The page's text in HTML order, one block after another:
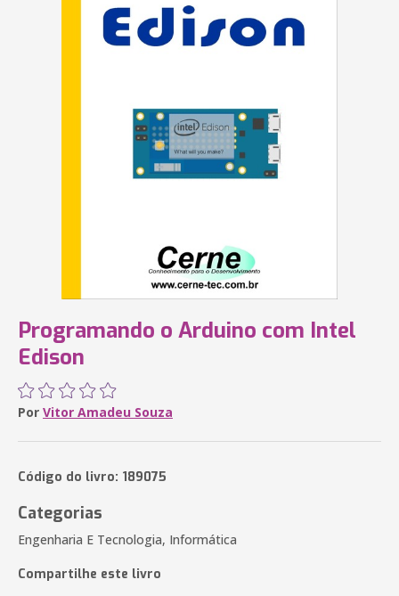
Programando o Arduino com Intel
Edison
Por Vitor Amadeu Souza
Código do livro: 189075
Categorias
Engenharia E Tecnologia, Informática
Compartilhe este livro